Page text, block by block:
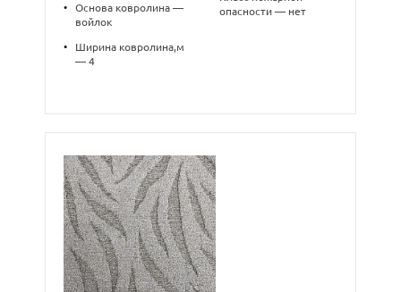
•
Основа ковролина —
войлок
•
Ширина ковролина,м
— 4
опасности — нет